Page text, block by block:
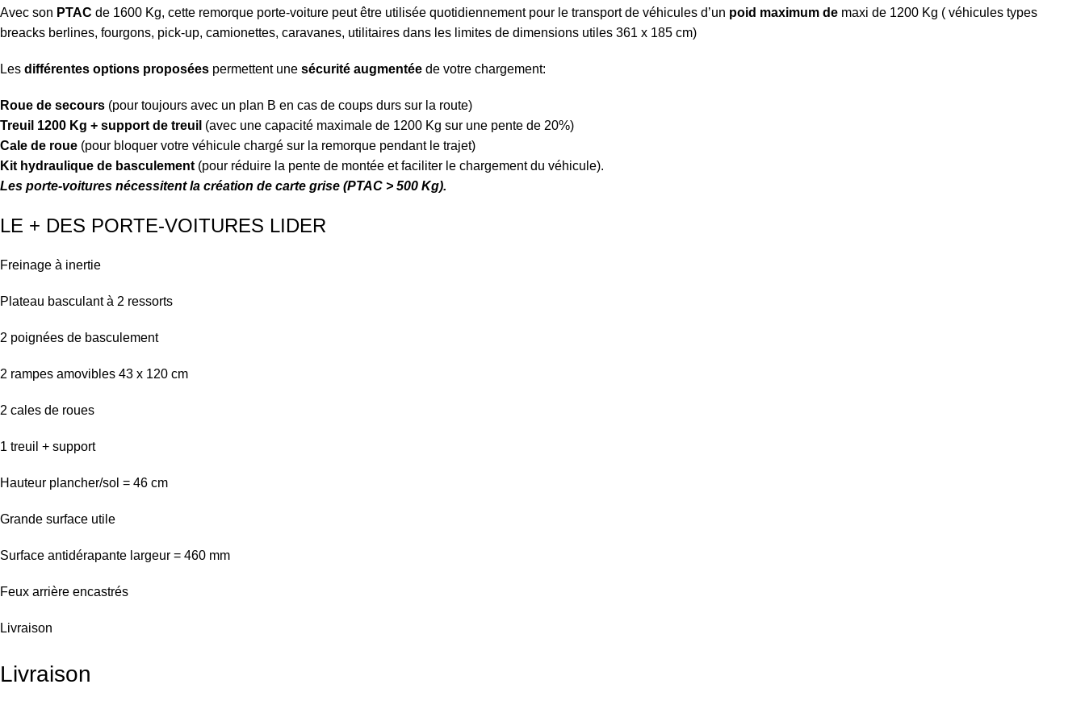
Avec son PTAC de 1600 Kg, cette remorque porte-voiture peut être utilisée quotidiennement pour le transport de véhicules d’un poid maximum de maxi de 1200 Kg ( véhicules types
breacks berlines, fourgons, pick-up, camionettes, caravanes, utilitaires dans les limites de dimensions utiles 361 x 185 cm)
Les différentes options proposées permettent une sécurité augmentée de votre chargement:
Roue de secours (pour toujours avec un plan B en cas de coups durs sur la route)
Treuil 1200 Kg + support de treuil (avec une capacité maximale de 1200 Kg sur une pente de 20%)
Cale de roue (pour bloquer votre véhicule chargé sur la remorque pendant le trajet)
Kit hydraulique de basculement (pour réduire la pente de montée et faciliter le chargement du véhicule).
Les porte-voitures nécessitent la création de carte grise (PTAC > 500 Kg).
LE + DES PORTE-VOITURES LIDER
Freinage à inertie
Plateau basculant à 2 ressorts
2 poignées de basculement
2 rampes amovibles 43 x 120 cm
2 cales de roues
1 treuil + support
Hauteur plancher/sol = 46 cm
Grande surface utile
Surface antidérapante largeur = 460 mm
Feux arrière encastrés
Livraison
Livraison